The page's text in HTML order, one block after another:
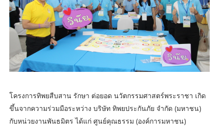
โครงการทิพยสืบสาน รักษา ต่อยอด นวัตกรรมศาสตร์พระราชา เกิด
ขึ้นจากความร่วมมือระหว่าง บริษัท ทิพยประกันภัย จำกัด (มหาชน)
กับหน่วยงานพันธมิตร ได้แก่ ศูนย์คุณธรรม (องค์การมหาชน)